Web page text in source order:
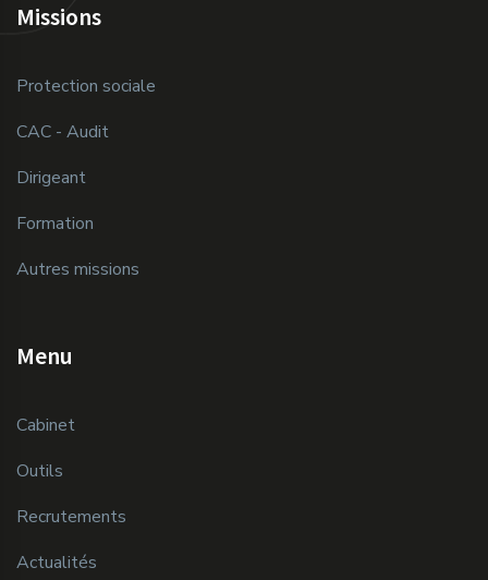
Missions
Protection sociale
CAC - Audit
Dirigeant
Formation
Autres missions
Menu
Cabinet
Outils
Recrutements
Actualités